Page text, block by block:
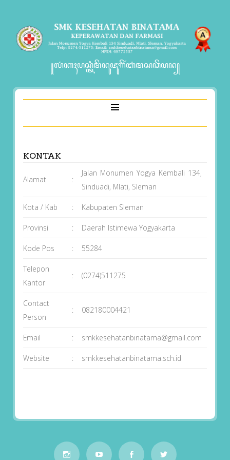
꧋ꦭꦁꦏꦃꦥꦱ꧀ꦠꦶꦩꦼꦤꦸꦗꦸꦒꦼꦂꦧꦁꦩꦱꦣꦼꦥꦤ꧀
KONTAK
Alamat :
Jalan Monumen Yogya Kembali 134,
Sinduadi, Mlati, Sleman
Kota / Kab : Kabupaten Sleman
Provinsi : Daerah Istimewa Yogyakarta
Kode Pos : 55284
Telepon
Kantor
: (0274)511275
Contact
Person
: 082180004421
Email : smkkesehatanbinatama@gmail.com
Website : smkkesehatanbinatama.sch.id